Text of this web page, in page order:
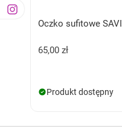
Oczko sufitowe
65,00 zł
Produkt dostępny